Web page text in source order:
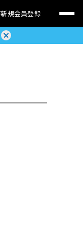
新規会員登録